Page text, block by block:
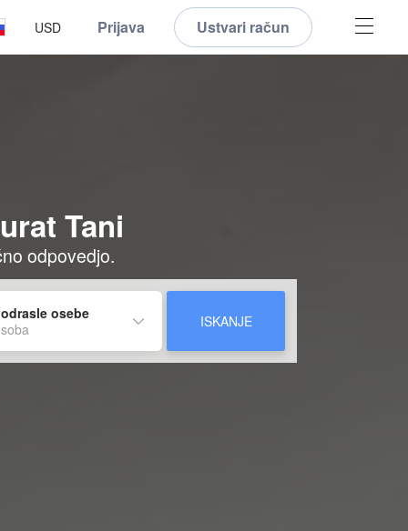
USD Prijava Ustvari račun
Tani
odpovedjo.
osebe
ISKANJE